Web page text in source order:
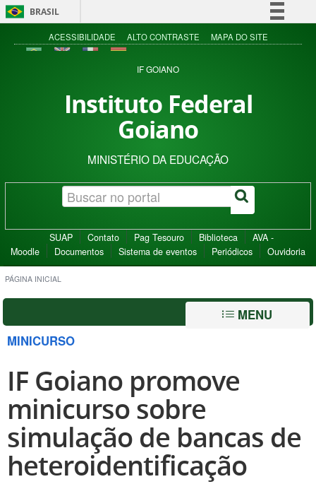
BRASIL
Simplifique!
Acesso à informação
ACESSIBILIDADE ALTO CONTRASTE MAPA DO SITE
IF GOIANO
Instituto Federal
Goiano
MINISTÉRIO DA EDUCAÇÃO
SUAP Contato Pag Tesouro Biblioteca
AVA -
Moodle
Documentos Sistema de eventos Periódicos Ouvidoria
PÁGINA INICIAL
MENU
MINICURSO
IF Goiano promove
minicurso sobre
simulação de bancas de
heteroidentificação